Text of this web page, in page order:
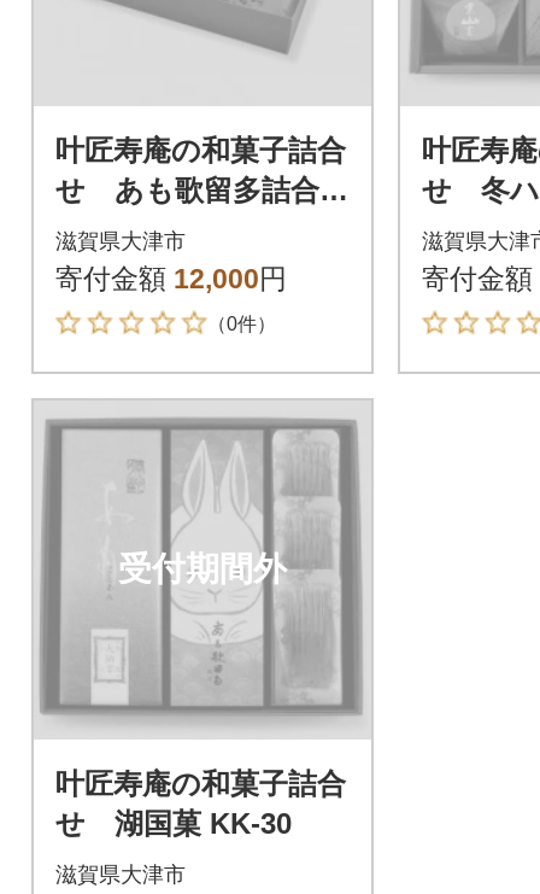
叶匠寿庵の和菓子詰合
せ あも歌留多詰合
せ AK-30
滋賀県大津市
寄付金額 12,000円
（0件）
叶匠寿
せ 冬
滋賀県大津
寄付金額
受付期間外
叶匠寿庵の和菓子詰合
せ 湖国菓 KK-30
滋賀県大津市